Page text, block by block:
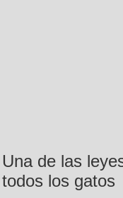
Una de las
todos los gatos